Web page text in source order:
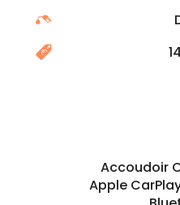
Accoudoir
Apple